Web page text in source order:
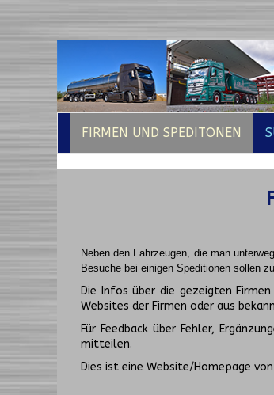
FIRMEN UND SPEDITONEN
Neben den Fahrzeugen, die man
Besuche bei einigen Speditionen sollen
Die Infos über die gezeigten
Websites der Firmen oder aus
Für Feedback über Fehler,
mitteilen.
Dies ist eine Website/Homepage von